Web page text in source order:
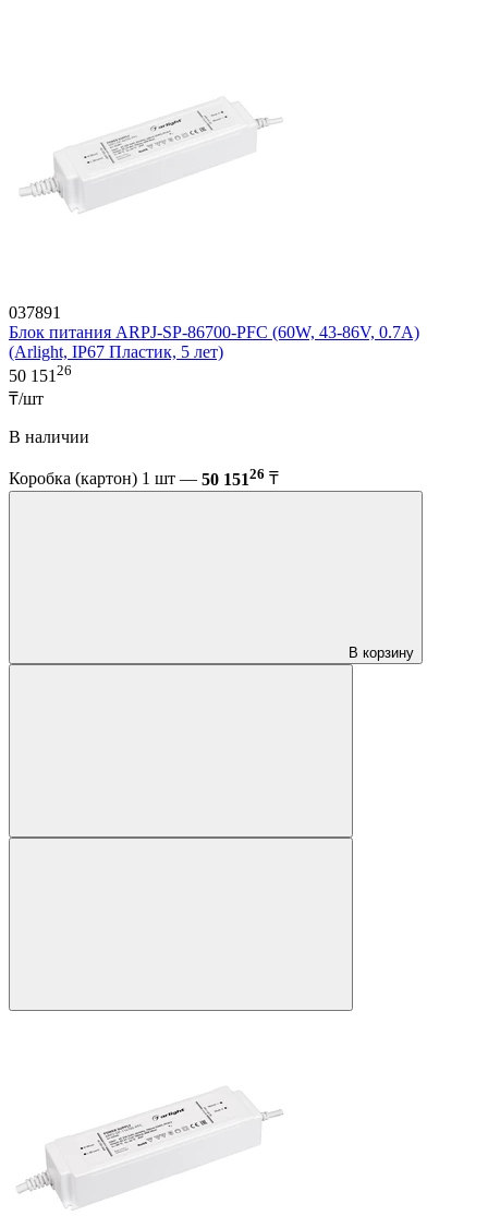
037891
Блок питания ARPJ-SP-86700-PFC (60W, 43-86V, 0.7A)
(Arlight, IP67 Пластик, 5 лет)
50 15126
₸/шт
В наличии
Коробка (картон) 1 шт — 50 15126 ₸
В корзину